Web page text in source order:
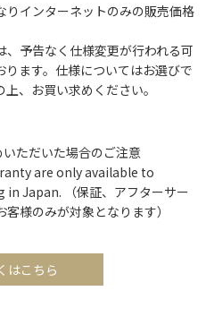
インターネットのみの販売価格
予告なく仕様変更が行われる可
ます。仕様についてはお選びで
、お買い求めください。
だいた場合のご注意
are only available to
Japan. （保証、アフターサー
様のみが対象となります）
はこちら